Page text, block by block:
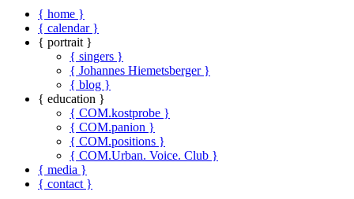
{ home }
{ calendar }
{ portrait }
{ singers }
{ Johannes Hiemetsberger }
{ blog }
{ education }
{ COM.kostprobe }
{ COM.panion }
{ COM.positions }
{ COM.Urban. Voice. Club }
{ media }
{ contact }